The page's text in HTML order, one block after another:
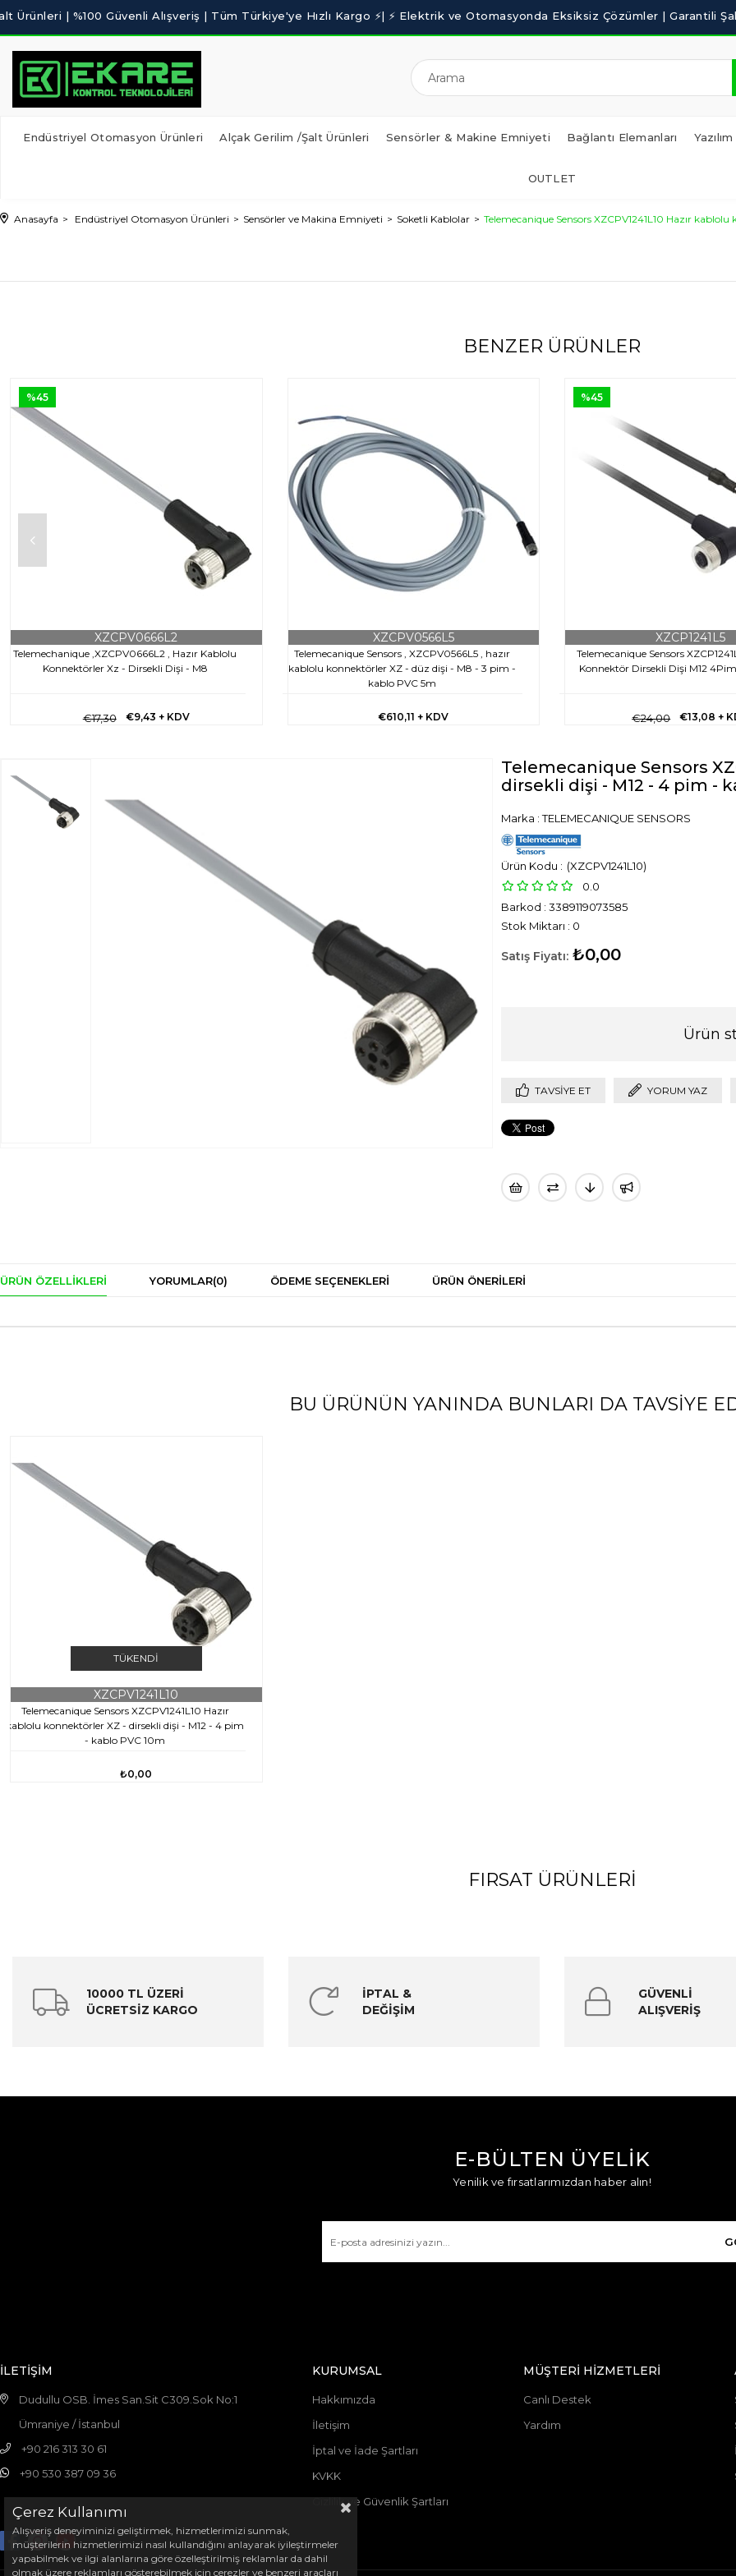
Endüstriyel Otomasyon Ürünleri Alçak Gerilim /Şalt Ürünleri Sensörler & Makine Emniyeti Bağlantı Elemanları
OUTLET
Anasayfa Endüstriyel Otomasyon Ürünleri Sensörler ve Makina Emniyeti Soketli Kablolar Telemecanique Sensors XZCPV1241L10 Hazır
BENZER ÜRÜNLER
Telemechanique ,XZCPV0666L2 , Hazır Kablolu
Konnektörler Xz - Dirsekli Dişi - M8
XZCPV0666L2
€9,43 + KDV
€17,30
%45
Telemecanique Sensors , XZCPV0566L5 , hazır
kablolu konnektörler XZ - düz dişi - M8 - 3 pim -
kablo PVC 5m
XZCPV0566L5
€610,11+ KDV
Telemecanique Sensors
Konnektör Dirsekli Dişi M12
XZCP1241L5
€13,08+
€24,00
%45
Telemecanique Sensors
dirsekli dişi - M12 - 4 pim -
Marka : TELEMECANIQUE SENSORS
(XZCPV1241L10)
0.0
Barkod : 3389119073585
Stok Miktarı : 0
₺0,00
Ürün
TAVSIYE ET YORUM YAZ
ÜRÜN ÖZELLIKLERI YORUMLAR(0) ÖDEME SEÇENEKLERI ÜRÜN ÖNERILERI
BU ÜRÜNÜN YANINDA BUNLARI DA TAVSIYE
TÜKENDI
Telemecanique Sensors XZCPV1241L10 Hazır
kablolu konnektörler XZ - dirsekli dişi - M12 - 4 pim
- kablo PVC 10m
XZCPV1241L10
₺0,00
FIRSAT ÜRÜNLERI
10000 TL ÜZERİ
ÜCRETSİZ KARGO
İPTAL &
DEĞİŞİM
GÜVENLİ
ALIŞVERİŞ
E-BÜLTEN ÜYELİK
Yenilik ve fırsatlarımızdan haber alın!
İLETİŞİM
Dudullu OSB. İmes San.Sit C309.Sok No:1
Ümraniye / İstanbul
+90 216 313 30 61
+90 530 387 09 36
KURUMSAL
Hakkımızda
İletişim
İptal ve İade Şartları
KVKK
Gizlilik ve Güvenlik Şartları
MÜŞTERİ HİZMETLERİ
Canlı Destek
Yardım
Çerez Kullanımı
Alışveriş deneyiminizi geliştirmek, hizmetlerimizi sunmak,
müşterilerin hizmetlerimizi nasıl kullandığını anlayarak iyileştirmeler
yapabilmek ve ilgi alanlarına göre özelleştirilmiş reklamlar da dahil
olmak üzere reklamları gösterebilmek için çerezler ve benzeri araçları